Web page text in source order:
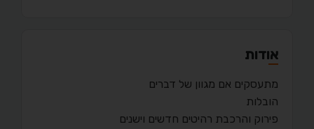
אודות
מתעסקים אם מגוון של דברים
הובלות
פירוק והרכבת רהיטים חדשים וישנים